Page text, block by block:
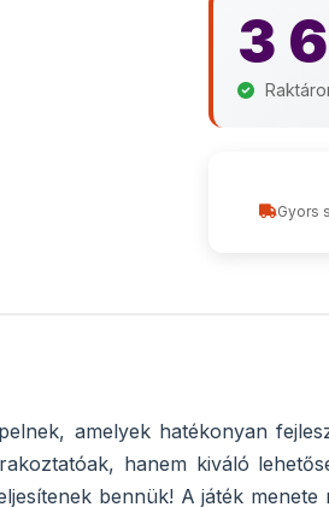
3
Gyors
amelyek hatékonyan
hanem kiváló
bennük! A játék